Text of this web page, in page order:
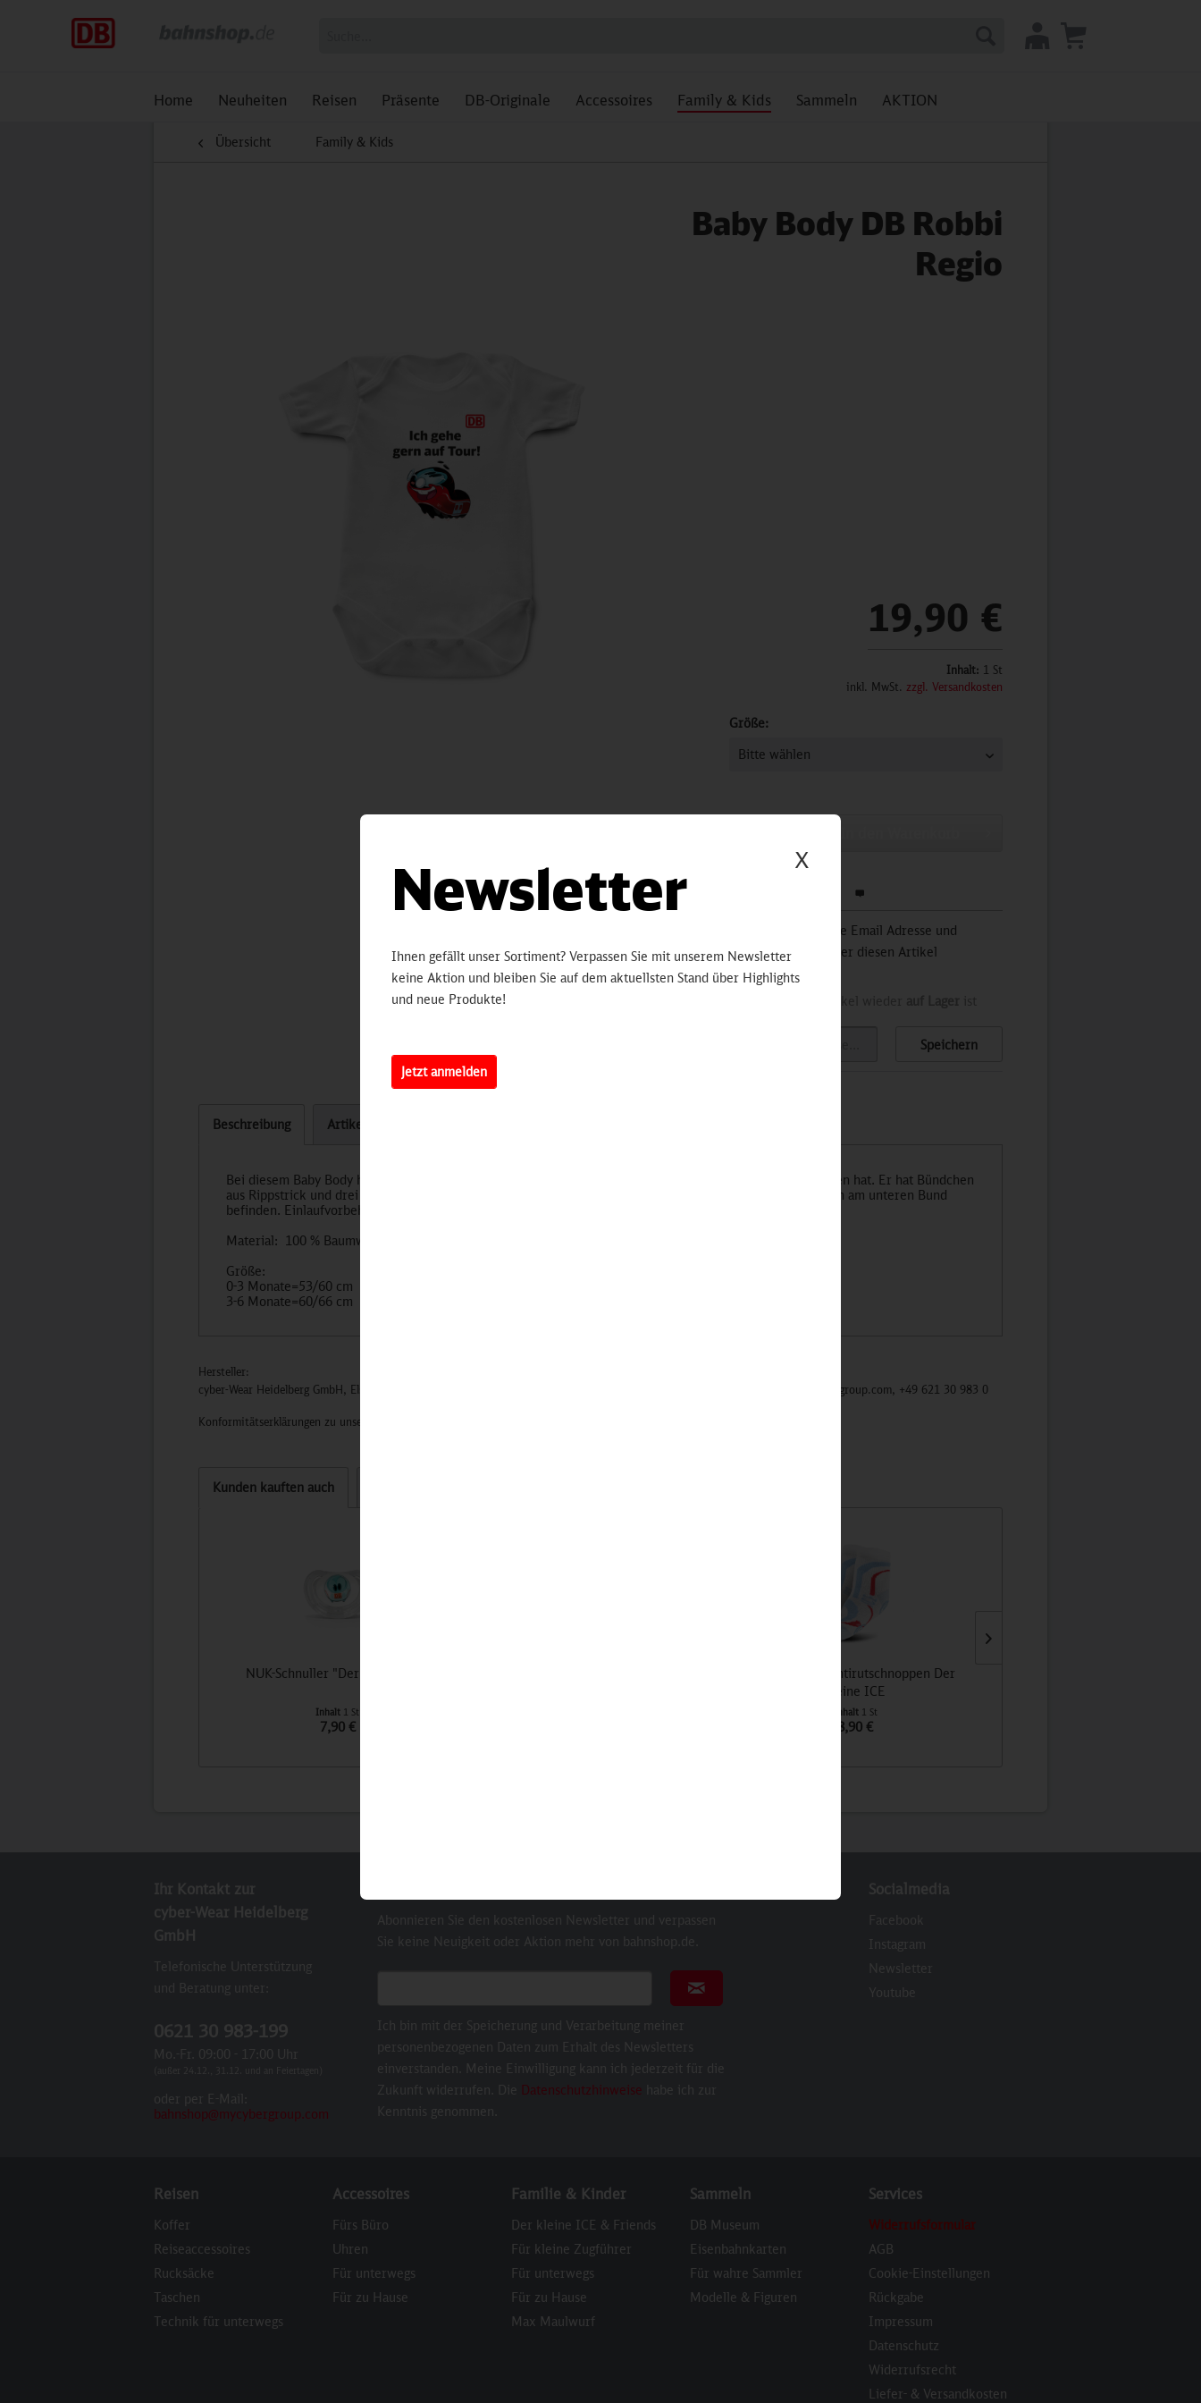
Home Neuheiten Reisen Präsente DB-Originale Accessoires Family & Kids Sammeln AKTION
Übersicht Family & Kids
Baby Body DB Robbi
Regio
19,90 €
Inhalt: 1 St
inkl. MwSt. zzgl. Versandkosten
Größe:
Hinterlegen Sie Ihre Email Adresse und
bleiben Sie stets über diesen Artikel
informiert.
Speichern
Beschreibung Artikel bewerten
Bei diesem Baby Body handelt es sich um eine amerikanische Form, die auch in Deutschland Einzug gehalten hat. Er hat Bündchen
aus Rippstrick und drei nickelfreie Druckknöpfe die der jeweiligen Farbe des Bodys angepasst sind, die sich am unteren Bund
befinden. Einlaufvorbehandelt.
Material: 100 % Baumwolle, ringgesponnen und gekämmt.
Größe:
0-3 Monate=53/60 cm
3-6 Monate=60/66 cm
Hersteller:
cyber-Wear Heidelberg GmbH, Elsa-Brändström-Str. 4, 68229 Mannheim, Deutschland, Info@mycybergroup.com, https://mycybergroup.com, +49 621 30 983 0
Konformitätserklärungen zu unseren Produkten finden Sie
Kunden kauften auch
NUK-Schnuller "Der kleine ICE"
Inhalt 1 St
7,90 €
Babysocken/Antirutschnoppen Der
kleine ICE
Inhalt 1 St
8,90 €
Ihr Kontakt zur
cyber-Wear Heidelberg
GmbH
Telefonische Unterstützung
und Beratung unter:
0621 30 983-199
Mo.-Fr. 09:00 - 17:00 Uhr
(außer 24.12., 31.12. und an Feiertagen)
oder per E-Mail:
bahnshop@mycybergroup.com
Abonnieren Sie den kostenlosen Newsletter und verpassen
Sie keine Neuigkeit oder Aktion mehr von bahnshop.de.
Newsletter abonnieren
Ich bin mit der Speicherung und Verarbeitung meiner
personenbezogenen Daten zum Erhalt des Newsletters
einverstanden. Meine Einwilligung kann ich jederzeit für die
Zukunft widerrufen. Die Datenschutzhinweise habe ich zur
Kenntnis genommen.
Socialmedia
Facebook
Instagram
Newsletter
Youtube
Reisen
Koffer
Reiseaccessoires
Rucksäcke
Taschen
Technik für unterwegs
Accessoires
Fürs Büro
Uhren
Für unterwegs
Für zu Hause
Familie & Kinder
Der kleine ICE & Friends
Für kleine Zugführer
Für unterwegs
Für zu Hause
Max Maulwurf
Sammeln
DB Museum
Eisenbahnkarten
Für wahre Sammler
Modelle & Figuren
Services
Widerrufsformular
AGB
Cookie-Einstellungen
Rückgabe
Impressum
Datenschutz
Widerrufsrecht
Liefer- & Versandkosten
X
Newsletter
Ihnen gefällt unser Sortiment? Verpassen Sie mit unserem Newsletter
keine Aktion und bleiben Sie auf dem aktuellsten Stand über Highlights
und neue Produkte!
Jetzt anmelden